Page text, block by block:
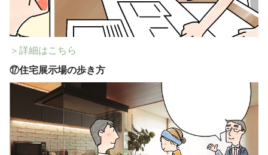
＞詳細はこちら
⑰住宅展示場の歩き方